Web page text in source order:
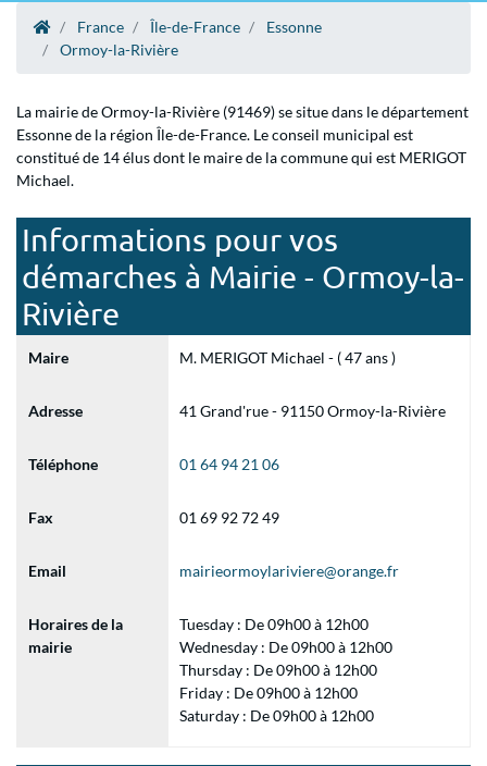
France Île-de-France
Essonne
Ormoy-la-Rivière
La mairie de Ormoy-la-Rivière (91469) se situe dans le département
Essonne de la région Île-de-France. Le conseil municipal est
constitué de 14 élus dont le maire de la commune qui est MERIGOT
Michael.
Informations pour vos
démarches à Mairie - Ormoy-la-
Rivière
Maire M. MERIGOT Michael - ( 47 ans )
Adresse 41 Grand'rue - 91150 Ormoy-la-Rivière
Téléphone 01 64 94 21 06
Fax 01 69 92 72 49
Email mairieormoylariviere@orange.fr
Horaires de la
mairie
Tuesday : De 09h00 à 12h00
Wednesday : De 09h00 à 12h00
Thursday : De 09h00 à 12h00
Friday : De 09h00 à 12h00
Saturday : De 09h00 à 12h00